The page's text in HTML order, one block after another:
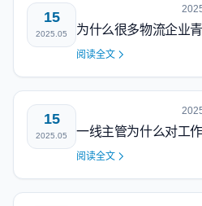
15
2025.05 为什么很多物流企业
阅读全文
15
2025.05 一线主管为什么对工
阅读全文